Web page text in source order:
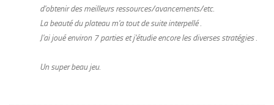
d'obtenir des meilleurs ressources/avancements/etc.
La beauté du plateau m'a tout de suite interpellé .
J'ai joué environ 7 parties et j'étudie encore les diverses stratégies .
Un super beau jeu.